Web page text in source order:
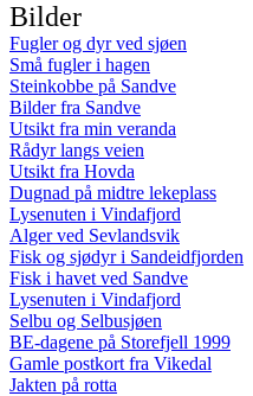
Bilder
Fugler og dyr ved sjøen
Små fugler i hagen
Steinkobbe på Sandve
Bilder fra Sandve
Utsikt fra min veranda
Rådyr langs veien
Utsikt fra Hovda
Dugnad på midtre lekeplass
Lysenuten i Vindafjord
Alger ved Sevlandsvik
Fisk og sjødyr i Sandeidfjorden
Fisk i havet ved Sandve
Lysenuten i Vindafjord
Selbu og Selbusjøen
BE-dagene på Storefjell 1999
Gamle postkort fra Vikedal
Jakten på rotta